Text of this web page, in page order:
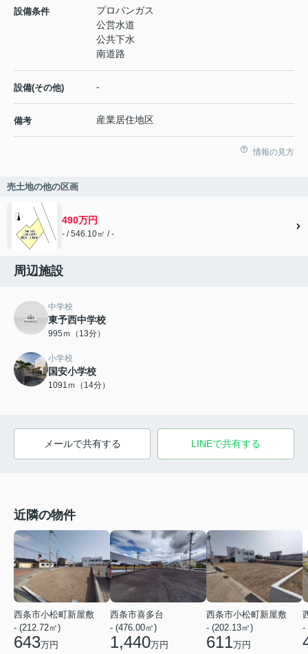
設備条件
プロパンガス
公営水道
公共下水
南道路
設備(その他) -
備考 産業居住地区
情報の見方
売土地の他の区画
490万円
- / 546.10㎡ / -
周辺施設
中学校
東予西中学校
995ｍ（13分）
小学校
国安小学校
1091ｍ（14分）
メールで共有する LINEで共有する
近隣の物件
西条市小松町新屋敷
- (212.72㎡)
643万円
西条市喜多台
- (476.00㎡)
1,440万円
西条市小松町新屋敷
- (202.13㎡)
611万円
-